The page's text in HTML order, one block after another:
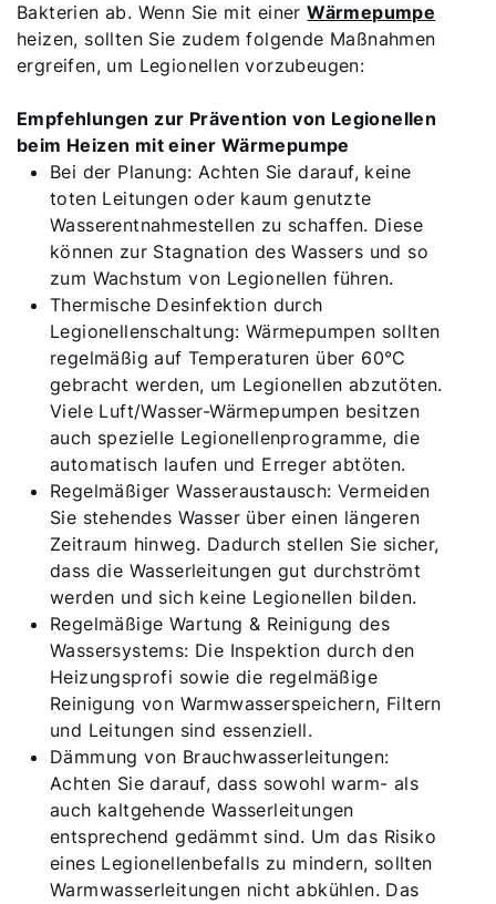
Bakterien ab. Wenn Sie mit einerWärmepumpe
heizen, sollten Sie zudem folgende Maßnahmen
ergreifen, um Legionellen vorzubeugen:
Empfehlungen zur Prävention von Legionellen
beim Heizen mit einer Wärmepumpe
Bei der Planung: Achten Sie darauf, keine
toten Leitungen oder kaum genutzte
Wasserentnahmestellen zu schaffen. Diese
können zur Stagnation des Wassers und so
zum Wachstum von Legionellen führen.
Thermische Desinfektion durch
Legionellenschaltung: Wärmepumpen sollten
regelmäßig auf Temperaturen über 60°C
gebracht werden, um Legionellen abzutöten.
Viele Luft/Wasser-Wärmepumpen besitzen
auch spezielle Legionellenprogramme, die
automatisch laufen und Erreger abtöten.
Regelmäßiger Wasseraustausch: Vermeiden
Sie stehendes Wasser über einen längeren
Zeitraum hinweg. Dadurch stellen Sie sicher,
dass die Wasserleitungen gut durchströmt
werden und sich keine Legionellen bilden.
Regelmäßige Wartung & Reinigung des
Wassersystems: Die Inspektion durch den
Heizungsprofi sowie die regelmäßige
Reinigung von Warmwasserspeichern, Filtern
und Leitungen sind essenziell.
Dämmung von Brauchwasserleitungen:
Achten Sie darauf, dass sowohl warm- als
auch kaltgehende Wasserleitungen
entsprechend gedämmt sind. Um das Risiko
eines Legionellenbefalls zu mindern, sollten
Warmwasserleitungen nicht abkühlen. Das
Servus!
Wie können wir Ihnen helfen?
Service kontaktieren
Produktberatung
Fachhandwerker finden
Wichtige Links
5 Jahre Garantie
Karriere
Privatkunden-Downloads